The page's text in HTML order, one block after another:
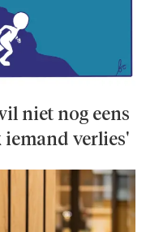
niet nog eens
iemand verlies'